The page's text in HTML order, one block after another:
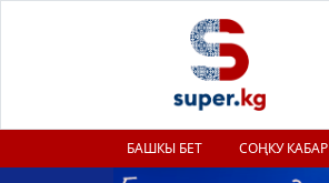
БАШКЫ БЕТ СОҢКУ КАБАР